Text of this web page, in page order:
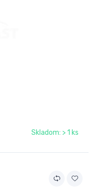
Skladom: > 1 ks